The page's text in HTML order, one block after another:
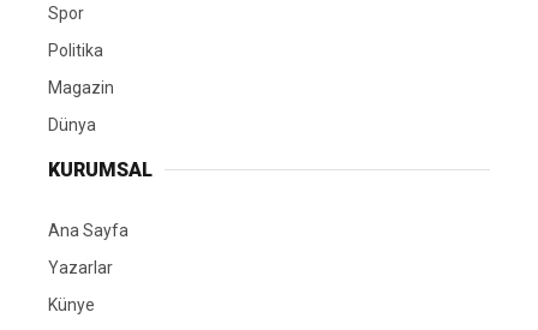
Spor
Politika
Magazin
Dünya
KURUMSAL
Ana Sayfa
Yazarlar
Künye